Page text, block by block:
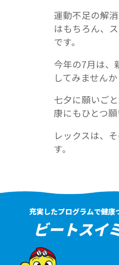
運動不足の解
はもちろん、
です。
今年の7月は、
してみませんか
七夕に願いご
康にもひとつ
レックスは、
す。
充実したプログラムで健康
ビートスイ